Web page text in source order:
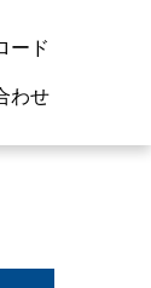
ード
わせ